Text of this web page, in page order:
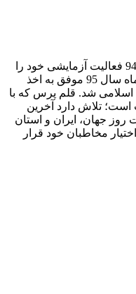
پایگاه خبری قلم پرس از دی ماه سال 94 فعالیت آزمایشی خود را
آغاز کرد و پس از آن در 13 اردیبهشت ماه سال 95 موفق به اخذ
شد. قلم پرس که با
فعالیت است؛ تلاش دارد آخرین
روز جهان، ایران و استان
مخاطبان خود قرار